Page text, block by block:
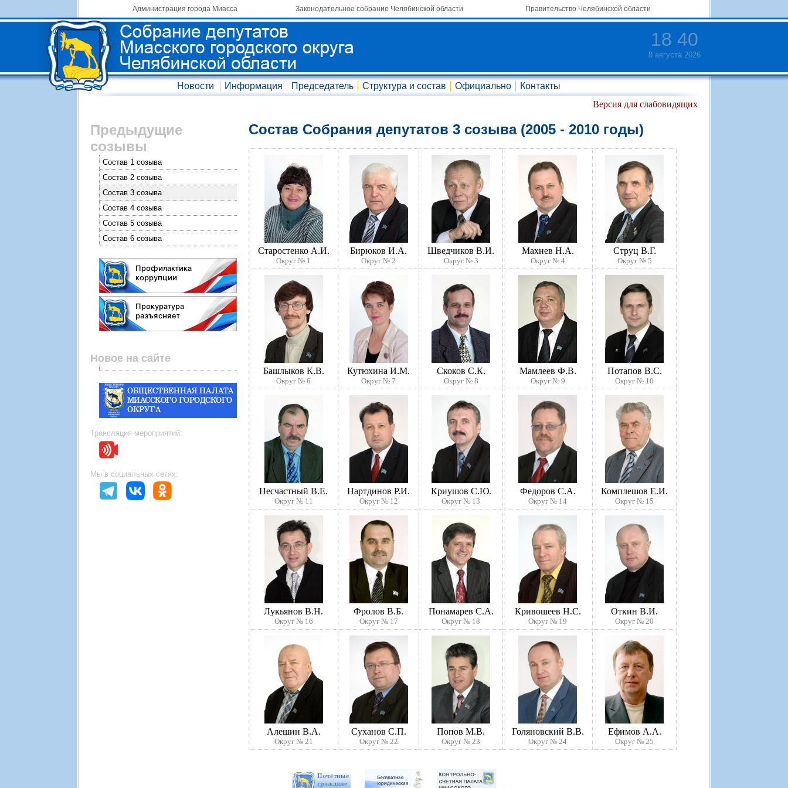
Администрация города Миасса Законодательное собрание Челябинской области Правительство Челябинской области
18 40
8 августа 2026
Новости Информация Председатель Структура и состав Официально
Контакты
Версия для слабовидящих
Предыдущие
созывы
Состав 1 созыва
Состав 2 созыва
Состав 3 созыва
Состав 4 созыва
Состав 5 созыва
Состав 6 созыва
Новое на сайте
Трансляция мероприятий:
Мы в социальных сетях:
Состав Собрания депутатов 3 созыва (2005 - 2010 годы)
Старостенко А.И.
Округ № 1
Бирюков И.А.
Округ № 2
Шведчиков В.И.
Округ № 3
Махнев Н.А.
Округ № 4
Струц В.Г.
Округ № 5
Башлыков К.В.
Округ № 6
Кутюхина И.М.
Округ № 7
Скоков С.К.
Округ № 8
Мамлеев Ф.В.
Округ № 9
Потапов В.С.
Округ № 10
Несчастный В.Е.
Округ № 11
Нартдинов Р.И.
Округ № 12
Криушов С.Ю.
Округ № 13
Федоров С.А.
Округ № 14
Комплешов Е.И.
Округ № 15
Лукьянов В.Н.
Округ № 16
Фролов В.Б.
Округ № 17
Понамарев С.А.
Округ № 18
Кривошеев Н.С.
Округ № 19
Откин В.И.
Округ № 20
Алешин В.А.
Округ № 21
Суханов С.П.
Округ № 22
Попов М.В.
Округ № 23
Голяновский В.В.
Округ № 24
Ефимов А.А.
Округ № 25